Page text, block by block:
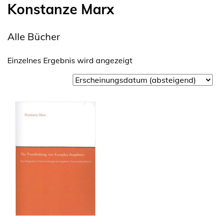
Konstanze Marx
Alle Bücher
Einzelnes Ergebnis wird angezeigt